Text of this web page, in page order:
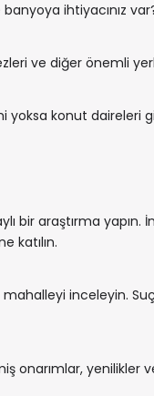
banyoya ihtiyacınız
ve diğer önemli
yoksa konut daireleri
bir araştırma
katılın.
mahalleyi inceleyin.
onarımlar, yenilikler